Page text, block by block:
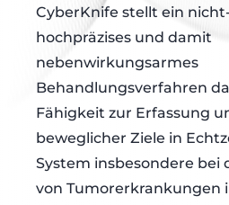
CyberKnife stellt ein
hochpräzises und damit
nebenwirkungsarmes
Behandlungsverfahren
Fähigkeit zur Erfassung
beweglicher Ziele in
System insbesondere bei
von Tumorerkrankungen